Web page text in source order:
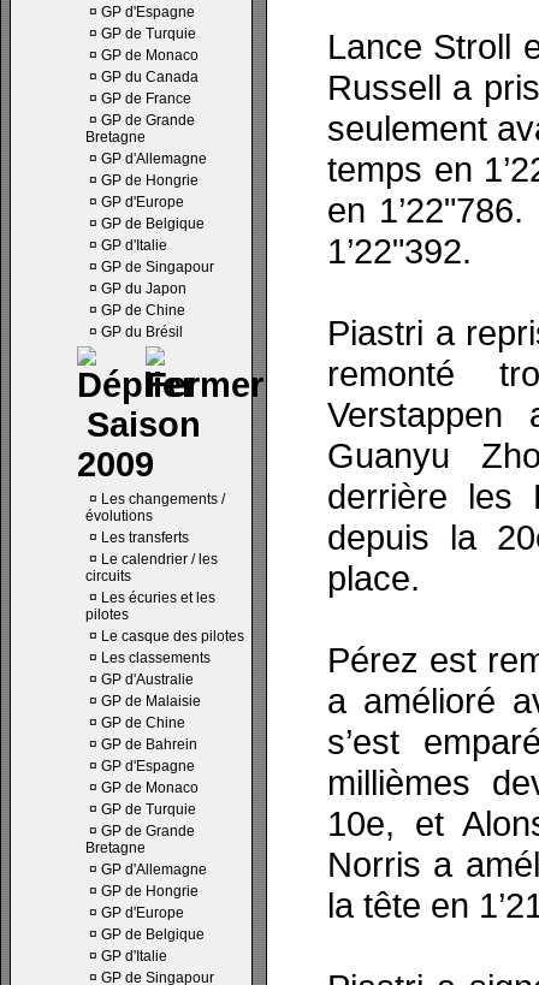
¤ GP d'Espagne
¤ GP de Turquie
¤ GP de Monaco
¤ GP du Canada
¤ GP de France
¤ GP de Grande
Bretagne
¤ GP d'Allemagne
¤ GP de Hongrie
¤ GP d'Europe
¤ GP de Belgique
¤ GP d'Italie
¤ GP de Singapour
¤ GP du Japon
¤ GP de Chine
¤ GP du Brésil
Saison
2009
¤ Les changements /
évolutions
¤ Les transferts
¤ Le calendrier / les
circuits
¤ Les écuries et les
pilotes
¤ Le casque des pilotes
¤ Les classements
¤ GP d'Australie
¤ GP de Malaisie
¤ GP de Chine
¤ GP de Bahrein
¤ GP d'Espagne
¤ GP de Monaco
¤ GP de Turquie
¤ GP de Grande
Bretagne
¤ GP d'Allemagne
¤ GP de Hongrie
¤ GP d'Europe
¤ GP de Belgique
¤ GP d'Italie
¤ GP de Singapour
Lance Stroll
Russell a
seulement
temps en
en
1’22"392.
Piastri a
remonté
Guanyu
derrière les
depuis la
place.
Pérez est
a amélioré
s’est
millièmes
10e, et
Norris a
la tête en